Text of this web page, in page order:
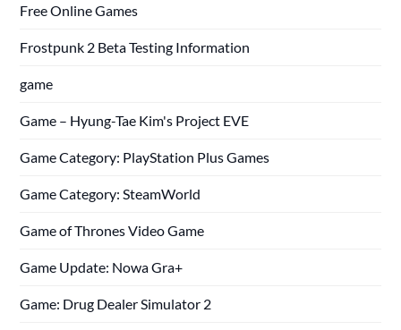
Free Online Games
Frostpunk 2 Beta Testing Information
game
Game – Hyung-Tae Kim's Project EVE
Game Category: PlayStation Plus Games
Game Category: SteamWorld
Game of Thrones Video Game
Game Update: Nowa Gra+
Game: Drug Dealer Simulator 2